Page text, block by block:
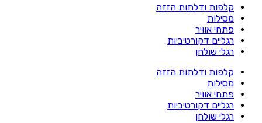
קלפות ודלתות הזזה
מסילות
פתחי אוויר
רגליים דקורטיביות
רגלי שולחן
קלפות ודלתות הזזה
מסילות
פתחי אוויר
רגליים דקורטיביות
רגלי שולחן